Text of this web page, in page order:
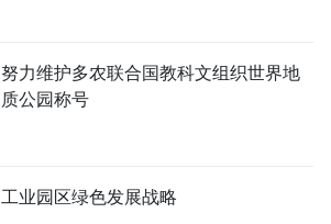
努力维护多农联合国教科文组织世界地
质公园称号
工业园区绿色发展战略